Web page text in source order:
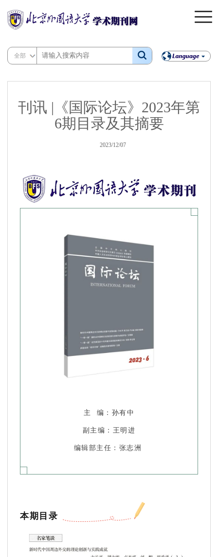
全部
刊讯 |《国际论坛》2023年第
6期目录及其摘要
2023/12/07
主 编：孙有中
副主编：王明进
编辑部主任：张志洲
本期目录